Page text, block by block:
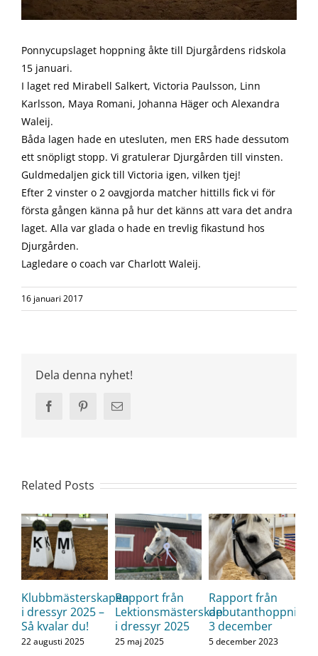
Ponnycupslaget hoppning åkte till Djurgårdens ridskola
15 januari.
I laget red Mirabell Salkert, Victoria Paulsson, Linn
Karlsson, Maya Romani, Johanna Häger och Alexandra
Waleij.
Båda lagen hade en utesluten, men ERS hade dessutom
ett snöpligt stopp. Vi gratulerar Djurgården till vinsten.
Guldmedaljen gick till Victoria igen, vilken tjej!
Efter 2 vinster o 2 oavgjorda matcher hittills fick vi för
första gången känna på hur det känns att vara det andra
laget. Alla var glada o hade en trevlig fikastund hos
Djurgården.
Lagledare o coach var Charlott Waleij.
16 januari 2017
Dela denna nyhet!
FacebookPinterestEmail
Related Posts
Klubbmästerskapen
i dressyr 2025 –
Så kvalar du!
22 augusti 2025
Rapport från
Lektionsmästerskap
i dressyr 2025
25 maj 2025
Rapport från
debutanthoppning
3 december
5 december 2023